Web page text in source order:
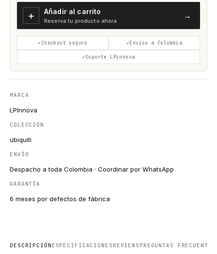
＋ Añadir al carrito
Reserva tu producto ahora
→
Checkout seguro Envíos a Colombia
Soporte LPinnova
MARCA
LPInnova
COLECCIÓN
ubiquiti
ENVÍO
Despacho a toda Colombia · Coordinar por WhatsApp
GARANTÍA
6 meses por defectos de fábrica
DESCRIPCIÓN ESPECIFICACIONES REVIEWS PREGUNTAS FRECUENTES